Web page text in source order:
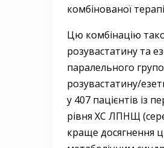
комбінованої
Цю комбінацію
розувастатину та
паралельного
розувастатину/
у 407 пацієнтів із
рівня ХС ЛПНЩ
краще досягнення